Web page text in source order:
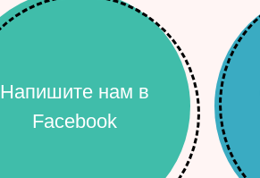
Напишите нам в
Facebook